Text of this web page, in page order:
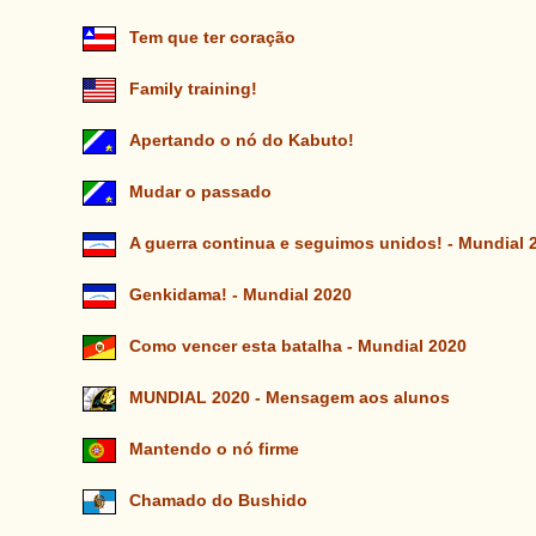
Tem que ter coração
Family training!
Apertando o nó do Kabuto!
Mudar o passado
A guerra continua e seguimos unidos! - Mundial
Genkidama! - Mundial 2020
Como vencer esta batalha - Mundial 2020
MUNDIAL 2020 - Mensagem aos alunos
Mantendo o nó firme
Chamado do Bushido